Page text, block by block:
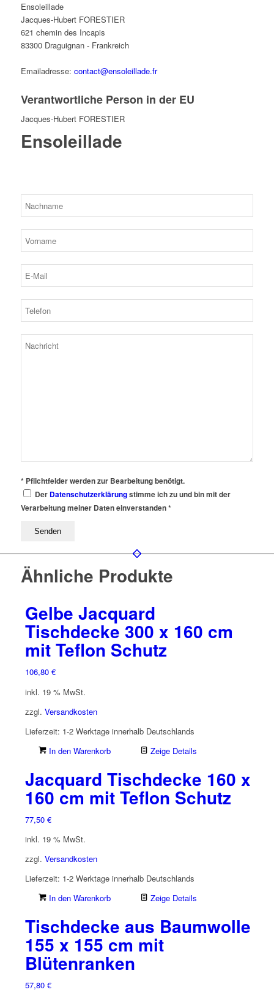
Ensoleillade
Jacques-Hubert FORESTIER
621 chemin des Incapis
83300 Draguignan - Frankreich
Emailadresse: contact@ensoleillade.fr
Verantwortliche Person in der EU
Jacques-Hubert FORESTIER
Ensoleillade
* Pflichtfelder werden zur Bearbeitung benötigt.
Der Datenschutzerklärungstimme ich zu und bin mit der
Verarbeitung meiner Daten einverstanden *
Ähnliche Produkte
Gelbe Jacquard
Tischdecke 300 x 160 cm
mit Teflon Schutz
106,80 €
inkl. 19 % MwSt.
zzgl. Versandkosten
Lieferzeit: 1-2 Werktage innerhalb Deutschlands
In den Warenkorb
Zeige Details
Jacquard Tischdecke 160 x
160 cm mit Teflon Schutz
77,50 €
inkl. 19 % MwSt.
zzgl. Versandkosten
Lieferzeit: 1-2 Werktage innerhalb Deutschlands
In den Warenkorb
Zeige Details
Tischdecke aus Baumwolle
155 x 155 cm mit
Blütenranken
57,80 €